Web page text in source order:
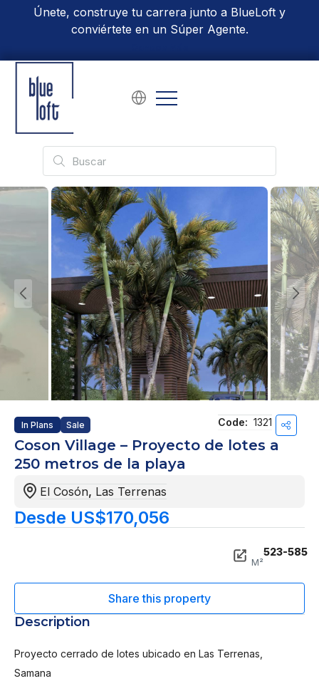
Únete, construye tu carrera junto a BlueLoft y
conviértete en un Súper Agente.
In Plans Sale Code: 1321
Coson Village – Proyecto de lotes a
250 metros de la playa
El Cosón, Las Terrenas
Desde US$170,056
523-585
M²
Description
Proyecto cerrado de lotes ubicado en Las Terrenas,
Samana